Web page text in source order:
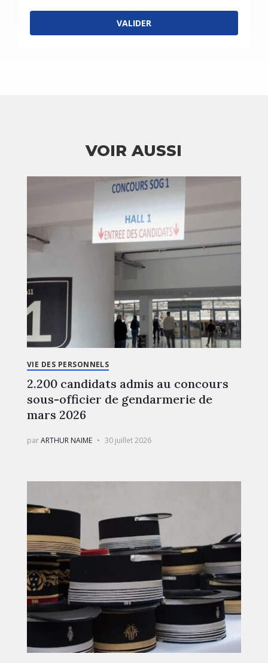
VALIDER
VOIR AUSSI
VIE DES PERSONNELS
2.200 candidats admis au concours
sous-officier de gendarmerie de
mars 2026
parARTHUR NAIME 30 juillet 2026